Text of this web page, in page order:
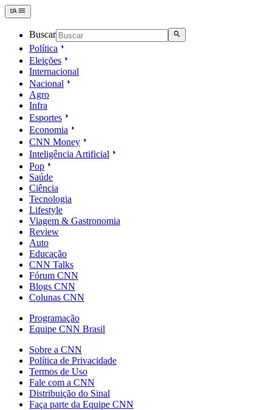
Buscar
Política
Eleições
Internacional
Nacional
Agro
Infra
Esportes
Economia
CNN Money
Inteligência Artificial
Pop
Saúde
Ciência
Tecnologia
Lifestyle
Viagem & Gastronomia
Review
Auto
Educação
CNN Talks
Fórum CNN
Blogs CNN
Colunas CNN
Programação
Equipe CNN Brasil
Sobre a CNN
Política de Privacidade
Termos de Uso
Fale com a CNN
Distribuição do Sinal
Faça parte da Equipe CNN